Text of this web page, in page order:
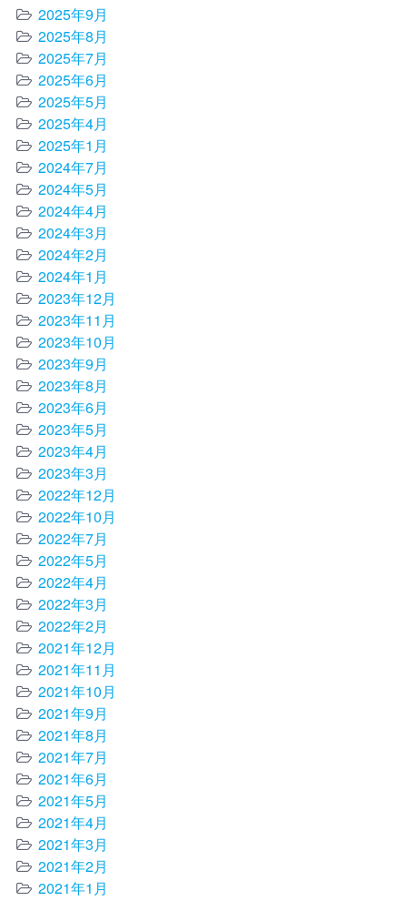
2025年9月
2025年8月
2025年7月
2025年6月
2025年5月
2025年4月
2025年1月
2024年7月
2024年5月
2024年4月
2024年3月
2024年2月
2024年1月
2023年12月
2023年11月
2023年10月
2023年9月
2023年8月
2023年6月
2023年5月
2023年4月
2023年3月
2022年12月
2022年10月
2022年7月
2022年5月
2022年4月
2022年3月
2022年2月
2021年12月
2021年11月
2021年10月
2021年9月
2021年8月
2021年7月
2021年6月
2021年5月
2021年4月
2021年3月
2021年2月
2021年1月